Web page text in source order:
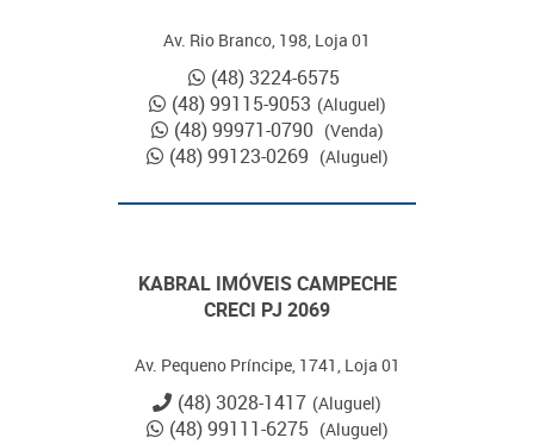
Av. Rio Branco, 198, Loja 01
(48) 3224-6575
(48) 99115-9053 (Aluguel)
(48) 99971-0790 (Venda)
(48) 99123-0269 (Aluguel)
KABRAL IMÓVEIS CAMPECHE
CRECI PJ 2069
Av. Pequeno Príncipe, 1741, Loja 01
(48) 3028-1417 (Aluguel)
(48) 99111-6275 (Aluguel)